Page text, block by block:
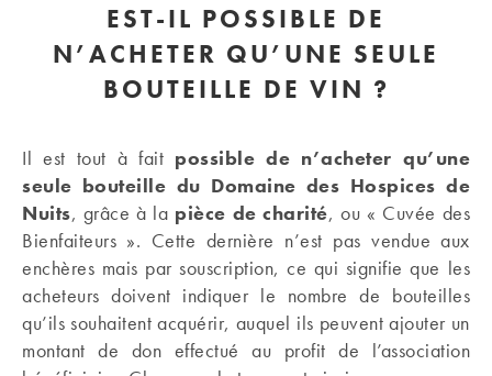
EST-IL POSSIBLE DE
N’ACHETER QU’UNE SEULE
BOUTEILLE DE VIN ?
Il est tout à fait possible de n’acheter qu’une
seule bouteille du Domaine des Hospices de
Nuits, grâce à la pièce de charité, ou « Cuvée des
Bienfaiteurs ». Cette dernière n’est pas vendue aux
enchères mais par souscription, ce qui signifie que les
acheteurs doivent indiquer le nombre de bouteilles
qu’ils souhaitent acquérir, auquel ils peuvent ajouter un
montant de don effectué au profit de l’association